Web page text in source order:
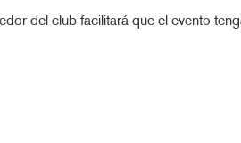
del club facilitará que el evento